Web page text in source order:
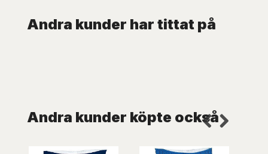
Andra kunder har tittat på
Andra kunder köpte också